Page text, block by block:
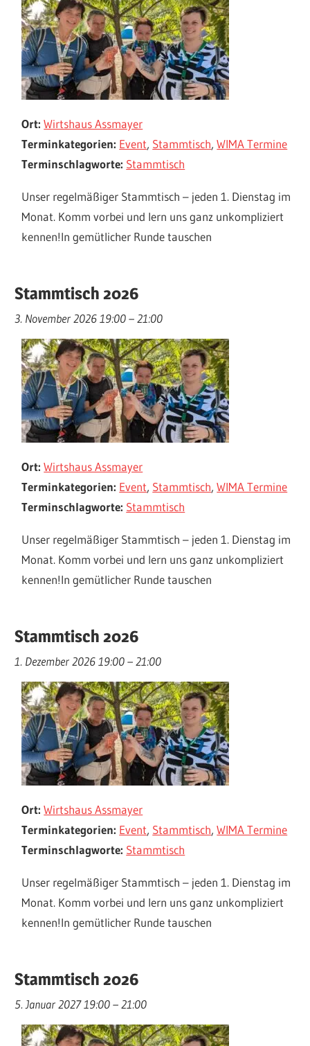
Ort: Wirtshaus Assmayer
Terminkategorien: Event, Stammtisch,WIMA Termine
Terminschlagworte: Stammtisch
Unser regelmäßiger Stammtisch – jeden 1. Dienstag im
Monat. Komm vorbei und lern uns ganz unkompliziert
kennen!In gemütlicher Runde tauschen
Stammtisch 2026
3. November 2026 19:00–21:00
Ort: Wirtshaus Assmayer
Terminkategorien: Event, Stammtisch,WIMA Termine
Terminschlagworte: Stammtisch
Unser regelmäßiger Stammtisch – jeden 1. Dienstag im
Monat. Komm vorbei und lern uns ganz unkompliziert
kennen!In gemütlicher Runde tauschen
Stammtisch 2026
1. Dezember 2026 19:00–21:00
Ort: Wirtshaus Assmayer
Terminkategorien: Event, Stammtisch,WIMA Termine
Terminschlagworte: Stammtisch
Unser regelmäßiger Stammtisch – jeden 1. Dienstag im
Monat. Komm vorbei und lern uns ganz unkompliziert
kennen!In gemütlicher Runde tauschen
Stammtisch 2026
5. Januar 2027 19:00–21:00